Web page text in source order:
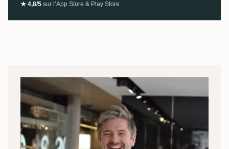
★ 4,8/5 sur l’App Store & Play Store